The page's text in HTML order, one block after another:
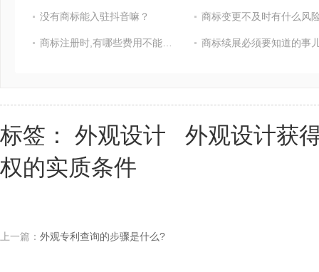
没有商标能入驻抖音嘛？ 商标变更不及时有什么风
商标续展必须要知道的事
标签： 外观设计
外观设计获
权的实质条件
上一篇： 外观专利查询的步骤是什么?